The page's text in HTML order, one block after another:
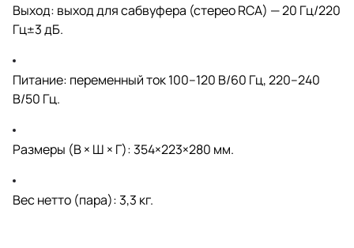
Выход: выход для сабвуфера (стерео RCA) — 20 Гц/220
Гц±3 дБ.
Питание: переменный ток 100–120 В/60 Гц, 220–240
В/50 Гц.
Размеры (В × Ш × Г): 354×223×280 мм.
Вес нетто (пара): 3,3 кг.